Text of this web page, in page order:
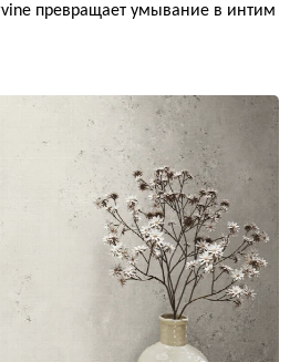
превращает умывание в интим